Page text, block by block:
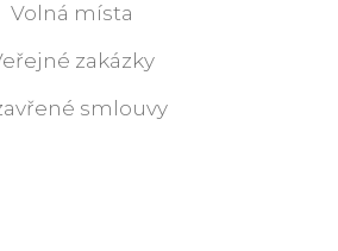
Volná místa
zakázky
smlouvy